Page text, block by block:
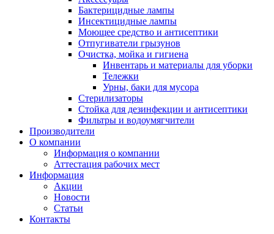
Бактерицидные лампы
Инсектицидные лампы
Моющее средство и антисептики
Отпугиватели грызунов
Очистка, мойка и гигиена
Инвентарь и материалы для уборки
Тележки
Урны, баки для мусора
Стерилизаторы
Стойка для дезинфекции и антисептики
Фильтры и водоумягчители
Производители
О компании
Информация о компании
Аттестация рабочих мест
Информация
Акции
Новости
Статьи
Контакты